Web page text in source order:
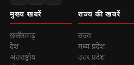
मुख्य खबरें
छत्तीसगढ़
देश
अंतराष्ट्रीय
राज्य की खबरें
राज्य
मध्य प्रदेश
उत्तर प्रदेश